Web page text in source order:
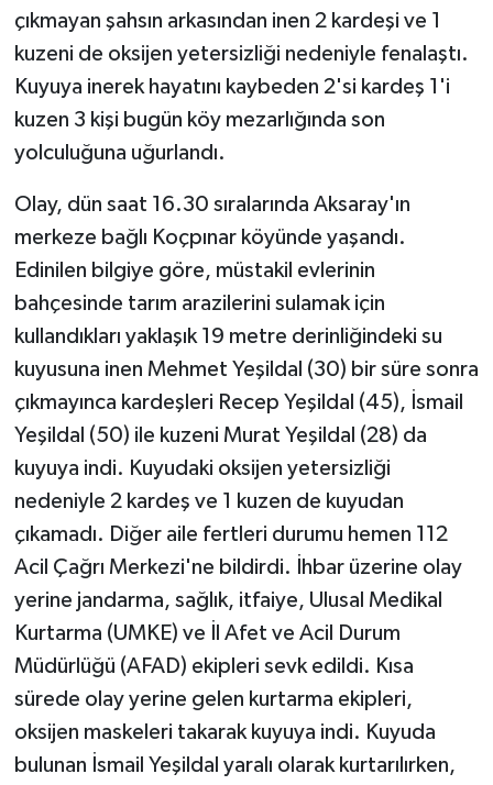
çıkmayan şahsın arkasından inen 2 kardeşi ve 1
kuzeni de oksijen yetersizliği nedeniyle fenalaştı.
Kuyuya inerek hayatını kaybeden 2'si kardeş 1'i
kuzen 3 kişi bugün köy mezarlığında son
yolculuğuna uğurlandı.
Olay, dün saat 16.30 sıralarında Aksaray'ın
merkeze bağlı Koçpınar köyünde yaşandı.
Edinilen bilgiye göre, müstakil evlerinin
bahçesinde tarım arazilerini sulamak için
kullandıkları yaklaşık 19 metre derinliğindeki su
kuyusuna inen Mehmet Yeşildal (30) bir süre sonra
çıkmayınca kardeşleri Recep Yeşildal (45), İsmail
Yeşildal (50) ile kuzeni Murat Yeşildal (28) da
kuyuya indi. Kuyudaki oksijen yetersizliği
nedeniyle 2 kardeş ve 1 kuzen de kuyudan
çıkamadı. Diğer aile fertleri durumu hemen 112
Acil Çağrı Merkezi'ne bildirdi. İhbar üzerine olay
yerine jandarma, sağlık, itfaiye, Ulusal Medikal
Kurtarma (UMKE) ve İl Afet ve Acil Durum
Müdürlüğü (AFAD) ekipleri sevk edildi. Kısa
sürede olay yerine gelen kurtarma ekipleri,
oksijen maskeleri takarak kuyuya indi. Kuyuda
bulunan İsmail Yeşildal yaralı olarak kurtarılırken,